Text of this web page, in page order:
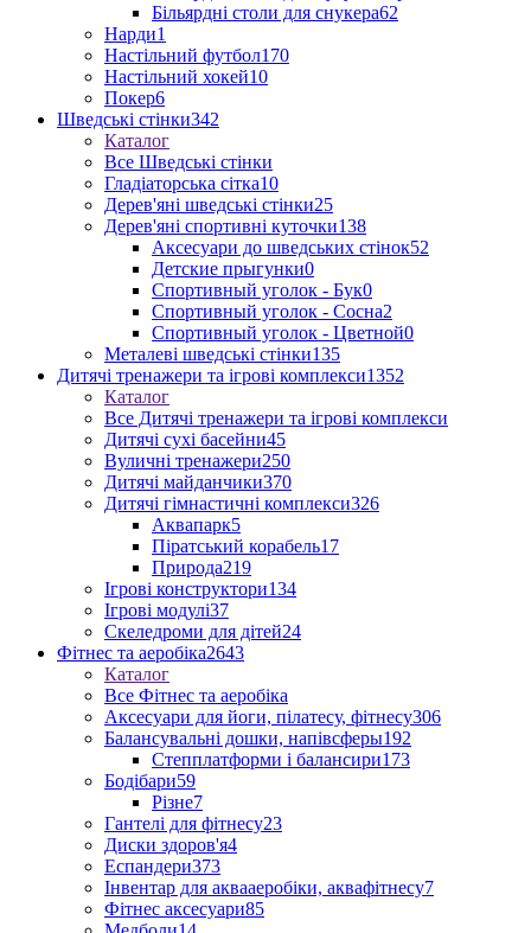
Більярдні столи для снукера62
Нарди1
Настільний футбол170
Настільний хокей10
Покер6
Шведські стінки342
Каталог
Все Шведські стінки
Гладіаторська сітка10
Дерев'яні шведські стінки25
Дерев'яні спортивні куточки138
Аксесуари до шведських стінок52
Детские прыгунки0
Спортивный уголок - Бук0
Спортивный уголок - Сосна2
Спортивный уголок - Цветной0
Металеві шведські стінки135
Дитячі тренажери та ігрові комплекси1352
Каталог
Все Дитячі тренажери та ігрові комплекси
Дитячі сухі басейни45
Вуличні тренажери250
Дитячі майданчики370
Дитячі гімнастичні комплекси326
Аквапарк5
Піратський корабель17
Природа219
Ігрові конструктори134
Ігрові модулі37
Скеледроми для дітей24
Фітнес та аеробіка2643
Каталог
Все Фітнес та аеробіка
Аксесуари для йоги, пілатесу, фітнесу306
Балансувальні дошки, напівсферы192
Степплатформи і балансири173
Бодібари59
Різне7
Гантелі для фітнесу23
Диски здоров'я4
Еспандери373
Інвентар для аквааеробіки, аквафітнесу7
Фітнес аксесуари85